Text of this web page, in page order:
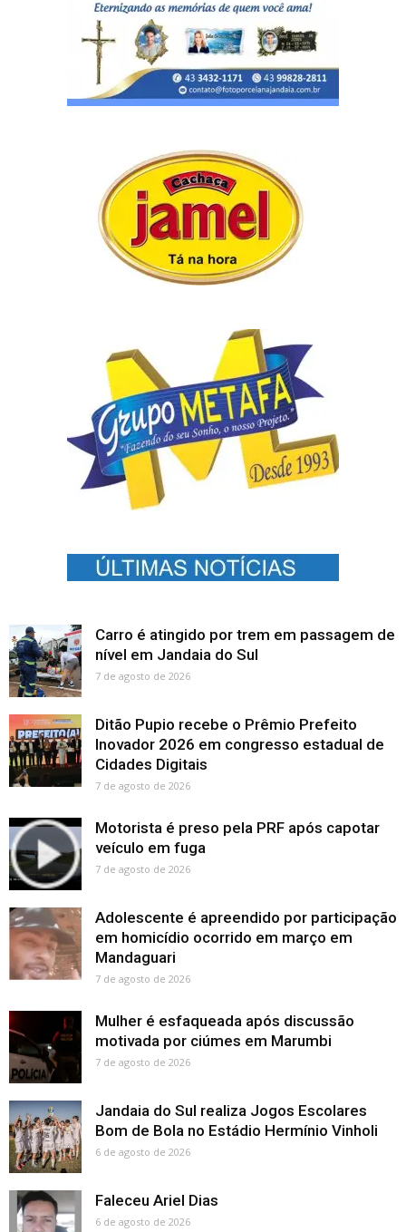
Carro é atingido por trem em passagem de
nível em Jandaia do Sul
7 de agosto de 2026
Ditão Pupio recebe o Prêmio Prefeito
Inovador 2026 em congresso estadual de
Cidades Digitais
7 de agosto de 2026
Motorista é preso pela PRF após capotar
veículo em fuga
7 de agosto de 2026
Adolescente é apreendido por participação
em homicídio ocorrido em março em
Mandaguari
7 de agosto de 2026
Mulher é esfaqueada após discussão
motivada por ciúmes em Marumbi
7 de agosto de 2026
Jandaia do Sul realiza Jogos Escolares
Bom de Bola no Estádio Hermínio Vinholi
6 de agosto de 2026
Faleceu Ariel Dias
6 de agosto de 2026